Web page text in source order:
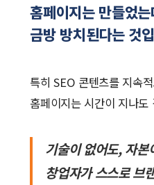
홈페이지는 만들었는
금방 방치된다는 것
특히 SEO 콘텐츠를 지속
홈페이지는 시간이 지나도
기술이 없어도, 자본
창업자가 스스로 브